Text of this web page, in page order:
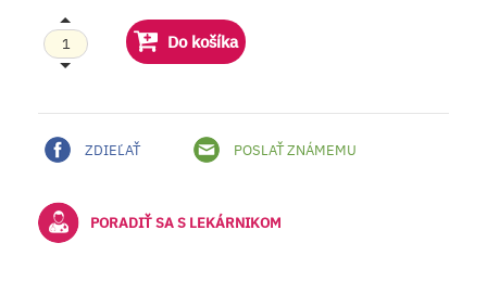
Do košíka
ZDIEĽAŤ POSLAŤ ZNÁMEMU
PORADIŤ SA S LEKÁRNIKOM